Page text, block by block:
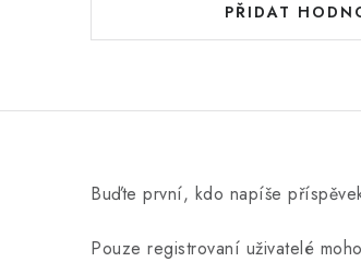
PŘIDAT
Buďte první, kdo napíše
Pouze registrovaní uživatelé